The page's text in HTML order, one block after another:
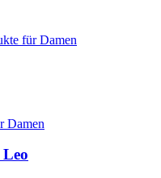
für Damen
Damen